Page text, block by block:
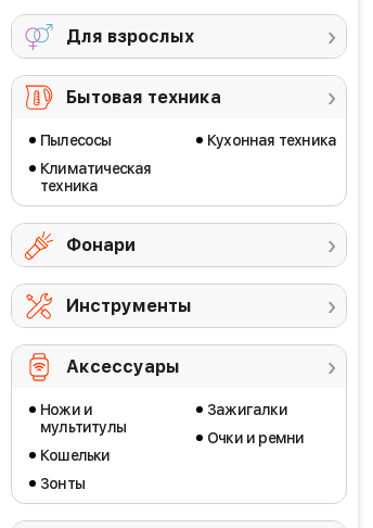
Для взрослых
Бытовая техника
Пылесосы
Климатическая
техника
Кухонная техника
Фонари
Инструменты
Аксессуары
Ножи и
мультитулы
Кошельки
Зонты
Зажигалки
Очки и ремни